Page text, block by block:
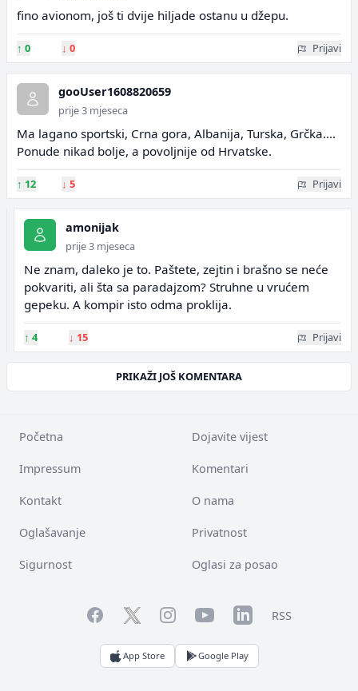
fino avionom, još ti dvije hiljade ostanu u džepu.
↑ 0 ↓ 0 Prijavi
gooUser1608820659
prije 3 mjeseca
Ma lagano sportski, Crna gora, Albanija, Turska, Grčka....
Ponude nikad bolje, a povoljnije od Hrvatske.
↑ 12 ↓ 5 Prijavi
amonijak
prije 3 mjeseca
Ne znam, daleko je to. Paštete, zejtin i brašno se neće
pokvariti, ali šta sa paradajzom? Struhne u vrućem
gepeku. A kompir isto odma proklija.
↑ 4 ↓ 15 Prijavi
PRIKAŽI JOŠ KOMENTARA
Početna Dojavite vijest
Impressum Komentari
Kontakt O nama
Oglašavanje Privatnost
Sigurnost Oglasi za posao
FacebookTwitterInstagramYouTubeLinkedInRSS
App Store Google Play